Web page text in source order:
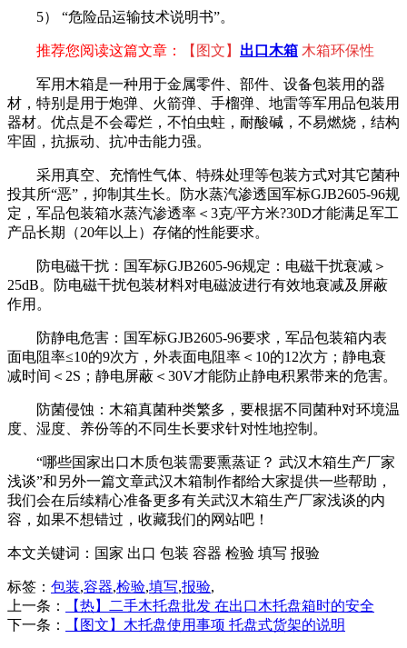
5） “危险品运输技术说明书”。
推荐您阅读这篇文章： 【图文】 出口木箱 木箱环保性
军用木箱是一种用于金属零件、部件、设备包装用的器
材，特别是用于炮弹、火箭弹、手榴弹、地雷等军用品包装用
器材。优点是不会霉烂，不怕虫蛀，耐酸碱，不易燃烧，结构
牢固，抗振动、抗冲击能力强。
采用真空、充惰性气体、特殊处理等包装方式对其它菌种
投其所“恶”，抑制其生长。防水蒸汽渗透国军标GJB2605-96规
定，军品包装箱水蒸汽渗透率＜3克/平方米?30D才能满足军工
产品长期（20年以上）存储的性能要求。
防电磁干扰：国军标GJB2605-96规定：电磁干扰衰减＞
25dB。防电磁干扰包装材料对电磁波进行有效地衰减及屏蔽
作用。
防静电危害：国军标GJB2605-96要求，军品包装箱内表
面电阻率≤10的9次方，外表面电阻率＜10的12次方；静电衰
减时间＜2S；静电屏蔽＜30V才能防止静电积累带来的危害。
防菌侵蚀：木箱真菌种类繁多，要根据不同菌种对环境温
度、湿度、养份等的不同生长要求针对性地控制。
“哪些国家出口木质包装需要熏蒸证？ 武汉木箱生产厂家
浅谈”和另外一篇文章武汉木箱制作都给大家提供一些帮助，
我们会在后续精心准备更多有关武汉木箱生产厂家浅谈的内
容，如果不想错过，收藏我们的网站吧！
本文关键词： 国家 出口 包装 容器 检验 填写 报验
标签： 包装,容器,检验,填写,报验,
上一条：
【热】二手木托盘批发 在出口木托盘箱时的安全
下一条：
【图文】木托盘使用事项 托盘式货架的说明